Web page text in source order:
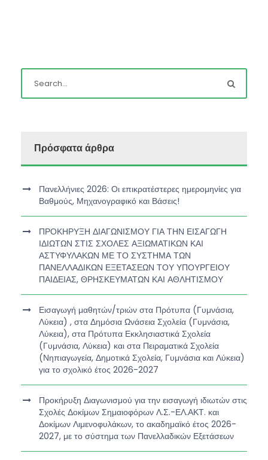
Πρόσφατα άρθρα
Πανελλήνιες 2026: Οι επικρατέστερες ημερομηνίες για
Βαθμούς, Μηχανογραφικό και Βάσεις!
ΠΡΟΚΗΡΥΞΗ ΔΙΑΓΩΝΙΣΜΟΥ ΓΙΑ ΤΗΝ ΕΙΣΑΓΩΓΗ
ΙΔΙΩΤΩΝ ΣΤΙΣ ΣΧΟΛΕΣ ΑΞΙΩΜΑΤΙΚΩΝ ΚΑΙ
ΑΣΤΥΦΥΛΑΚΩΝ ΜΕ ΤΟ ΣΥΣΤΗΜΑ ΤΩΝ
ΠΑΝΕΛΛΑΔΙΚΩΝ ΕΞΕΤΑΣΕΩΝ ΤΟΥ ΥΠΟΥΡΓΕΙΟΥ
ΠΑΙΔΕΙΑΣ, ΘΡΗΣΚΕΥΜΑΤΩΝ ΚΑΙ ΑΘΛΗΤΙΣΜΟΥ
Εισαγωγή μαθητών/τριών στα Πρότυπα (Γυμνάσια,
Λύκεια) , στα Δημόσια Ωνάσεια Σχολεία (Γυμνάσια,
Λύκεια), στα Πρότυπα Εκκλησιαστικά Σχολεία
(Γυμνάσια, Λύκεια) και στα Πειραματικά Σχολεία
(Νηπιαγωγεία, Δημοτικά Σχολεία, Γυμνάσια και Λύκεια)
για το σχολικό έτος 2026-2027
Προκήρυξη Διαγωνισμού για την εισαγωγή ιδιωτών στις
Σχολές Δοκίμων Σημαιοφόρων Λ.Σ.-ΕΛ.ΑΚΤ. και
Δοκίμων Λιμενοφυλάκων, το ακαδημαϊκό έτος 2026-
2027, με το σύστημα των Πανελλαδικών Εξετάσεων